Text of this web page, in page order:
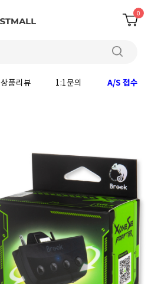
0
상품리뷰 1:1문의 A/S 접수